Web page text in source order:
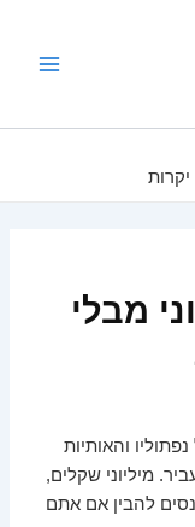
יקרות
מבלי
והאותיות
מיליוני שקלים,
להבין אם אתם